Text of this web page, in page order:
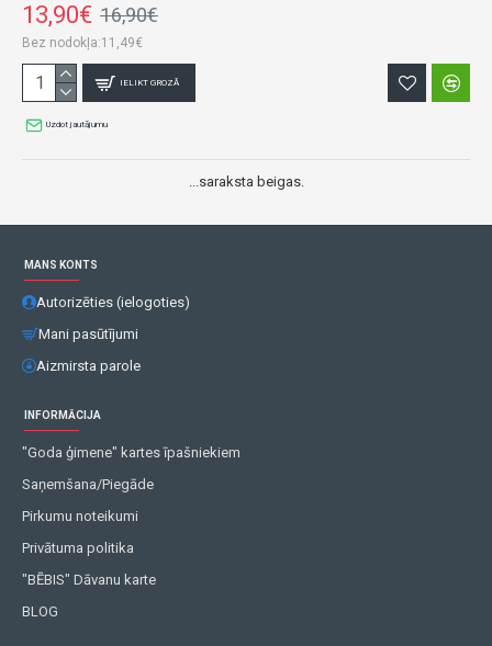
13,90€ 16,90€
Bez nodokļa:11,49€
IELIKT GROZĀ
Uzdot jautājumu
...saraksta beigas.
MANS KONTS
Autorizēties (ielogoties)
Mani pasūtījumi
Aizmirsta parole
INFORMĀCIJA
"Goda ģimene" kartes īpašniekiem
Saņemšana/Piegāde
Pirkumu noteikumi
Privātuma politika
"BĒBIS" Dāvanu karte
BLOG